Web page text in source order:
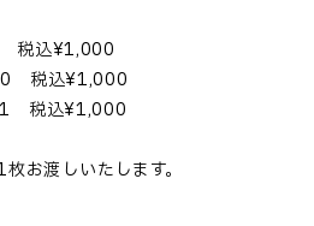
税込¥1,000
税込¥1,000
税込¥1,000
お渡しいたします。